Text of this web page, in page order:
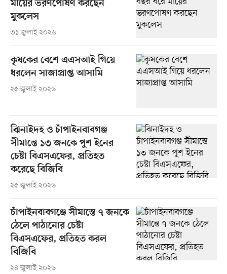
মায়ের ভরণপোষণ করছেন
মুকলেস
৩১ জুলাই ২০২৬
কৃষকের বেশে এএসআই গিয়ে
ধরলেন সাজাপ্রাপ্ত আসামি
২৫ জুলাই ২০২৬
ঝিনাইদহ ও চাঁপাইনবাবগঞ্জ
সীমান্তে ১৩ জনকে পুশ ইনের
চেষ্টা বিএসএফের, প্রতিহত
করেছে বিজিবি
২৫ জুলাই ২০২৬
চাঁপাইনবাবগঞ্জে সীমান্তে ৭ জনকে
ঠেলে পাঠানোর চেষ্টা
বিএসএফের, প্রতিহত করল
বিজিবি
২৪ জুলাই ২০২৬